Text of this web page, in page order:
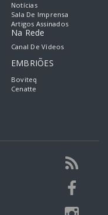
Notícias
Sala De Imprensa
Artigos Assinados
Na Rede
Canal De Vídeos
EMBRIÕES
Boviteq
Cenatte